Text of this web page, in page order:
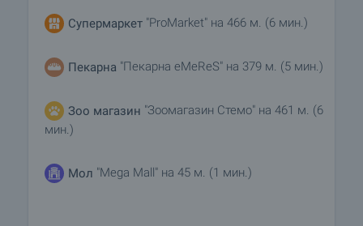
Супермаркет "ProMarket" на 466 м. (6 мин.)
Пекарна "Пекарна eMeReS" на 379 м. (5 мин.)
Зоо магазин "Зоомагазин Стемо" на 461 м. (6
мин.)
Мол "Mega Mall" на 45 м. (1 мин.)